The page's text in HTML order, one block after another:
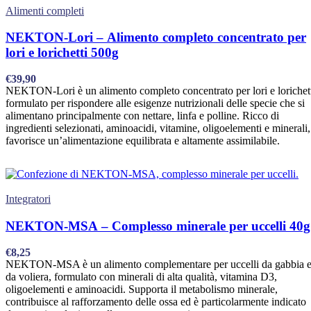
Alimenti completi
NEKTON-Lori – Alimento completo concentrato per
lori e lorichetti 500g
€39,90
NEKTON-Lori è un alimento completo concentrato per lori e
formulato per rispondere alle esigenze nutrizionali delle specie che si
alimentano principalmente con nettare, linfa e polline. Ricco di
ingredienti selezionati, aminoacidi, vitamine, oligoelementi e minerali,
favorisce un’alimentazione equilibrata e altamente assimilabile.
Integratori
NEKTON-MSA – Complesso minerale per uccelli 40g
€8,25
NEKTON-MSA è un alimento complementare per uccelli da gabbia e
da voliera, formulato con minerali di alta qualità, vitamina D3,
oligoelementi e aminoacidi. Supporta il metabolismo minerale,
contribuisce al rafforzamento delle ossa ed è particolarmente indicato